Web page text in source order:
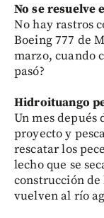
No se resuelve
No hay rastros
Boeing 777 de
marzo, cuando
pasó?
Hidroituango
Un mes depués
proyecto y
rescatar los
lecho que se
construcción de
vuelven al río